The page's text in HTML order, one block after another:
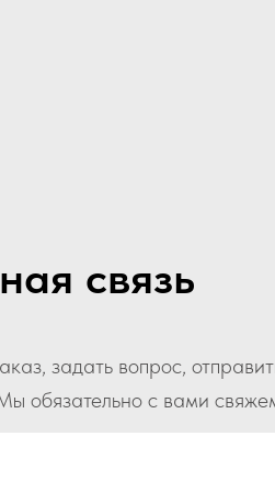
связь
задать вопрос,
обязательно с вами